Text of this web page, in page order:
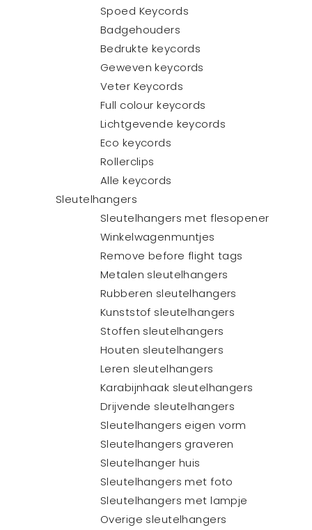
Spoed Keycords
Badgehouders
Bedrukte keycords
Geweven keycords
Veter Keycords
Full colour keycords
Lichtgevende keycords
Eco keycords
Rollerclips
Alle keycords
Sleutelhangers
Sleutelhangers met flesopener
Winkelwagenmuntjes
Remove before flight tags
Metalen sleutelhangers
Rubberen sleutelhangers
Kunststof sleutelhangers
Stoffen sleutelhangers
Houten sleutelhangers
Leren sleutelhangers
Karabijnhaak sleutelhangers
Drijvende sleutelhangers
Sleutelhangers eigen vorm
Sleutelhangers graveren
Sleutelhanger huis
Sleutelhangers met foto
Sleutelhangers met lampje
Overige sleutelhangers